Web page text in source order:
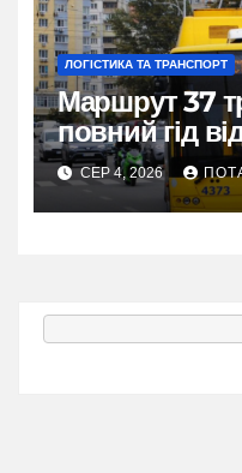
ЛОГІСТИКА ТА ТРАНСПОРТ
Маршрут 37
повний гід
метро Лісова
СЕР 4, 2026